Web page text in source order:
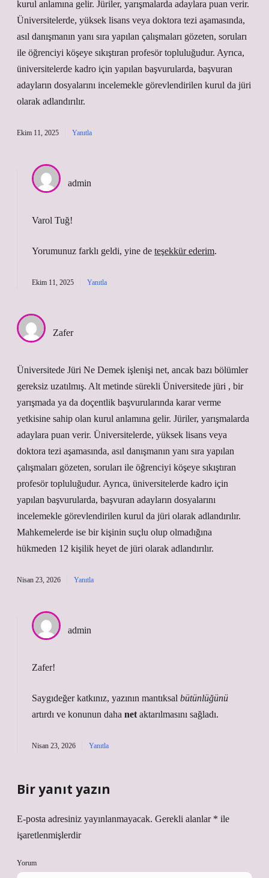
kurul anlamına gelir. Jüriler, yarışmalarda adaylara puan verir.
Üniversitelerde, yüksek lisans veya doktora tezi aşamasında,
asıl danışmanın yanı sıra yapılan çalışmaları gözeten, soruları
ile öğrenciyi köşeye sıkıştıran profesör topluluğudur. Ayrıca,
üniversitelerde kadro için yapılan başvurularda, başvuran
adayların dosyalarını incelemekle görevlendirilen kurul da jüri
olarak adlandırılır.
Ekim 11, 2025 Yanıtla
admin
Varol Tuğ!
Yorumunuz farklı geldi, yine de teşekkür ederim.
Ekim 11, 2025 Yanıtla
Zafer
Üniversitede Jüri Ne Demek işlenişi net, ancak bazı bölümler
gereksiz uzatılmış. Alt metinde sürekli Üniversitede jüri , bir
yarışmada ya da doçentlik başvurularında karar verme
yetkisine sahip olan kurul anlamına gelir. Jüriler, yarışmalarda
adaylara puan verir. Üniversitelerde, yüksek lisans veya
doktora tezi aşamasında, asıl danışmanın yanı sıra yapılan
çalışmaları gözeten, soruları ile öğrenciyi köşeye sıkıştıran
profesör topluluğudur. Ayrıca, üniversitelerde kadro için
yapılan başvurularda, başvuran adayların dosyalarını
incelemekle görevlendirilen kurul da jüri olarak adlandırılır.
Mahkemelerde ise bir kişinin suçlu olup olmadığına
hükmeden 12 kişilik heyet de jüri olarak adlandırılır.
Nisan 23, 2026 Yanıtla
admin
Zafer!
Saygıdeğer katkınız, yazının mantıksal bütünlüğünü
artırdı ve konunun daha net aktarılmasını sağladı.
Nisan 23, 2026 Yanıtla
Bir yanıt yazın
E-posta adresiniz yayınlanmayacak. Gerekli alanlar * ile
işaretlenmişlerdir
Yorum